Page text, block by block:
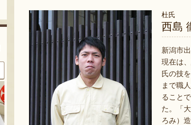
杜氏
西島
新潟市
現在は
氏の技
まで職
ること
た。「
ろみ）
8月7日 01:32 [神奈川県] 8月7日 00:45 [新潟県]